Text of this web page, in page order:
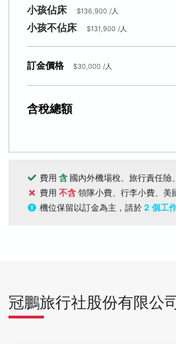
小孩佔床 $136,900 /人
小孩不佔床 $131,900 /人
訂金價格 $30,000 /人
含稅總額
費用 含 國內外機場稅、旅行責任險
費用 不含 領隊小費、行李小費、美
機位保留以訂金為主，請於 2 個工
冠鵬旅行社股份有限公